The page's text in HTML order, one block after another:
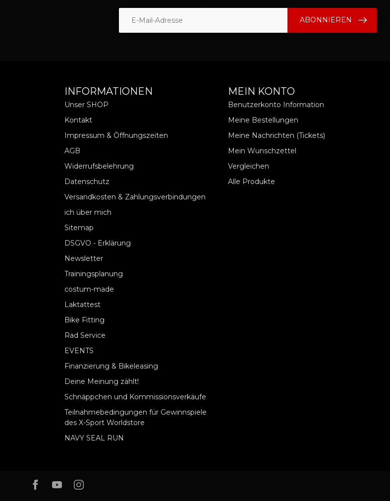
ABONNIEREN
INFORMATIONEN
Unser SHOP
Kontakt
Impressum & Öffnungszeiten
AGB
Widerrufsbelehrung
Datenschutz
Versandkosten & Zahlungsverbindungen
ich über mich
Sitemap
DSGVO - Erklärung
Newsletter
Trainingsplanung
costum-made
Laktattest
Bike Fitting
Rad Service
EVENTS
Finanzierung & Bikeleasing
Deine Meinung zählt!
Schnäppchen und Kommissionsverkäufe
Teilnahmebedingungen für Gewinnspiele
des X-Sport Worldstore
NAVY SEAL RUN
MEIN KONTO
Benutzerkonto Information
Meine Bestellungen
Meine Nachrichten (Tickets)
Mein Wunschzettel
Vergleichen
Alle Produkte